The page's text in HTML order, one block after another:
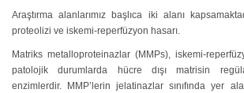
Araştırma alanlarımız başlıca iki alanı
proteolizi ve iskemi-reperfüzyon hasarı.
Matriks metalloproteinazlar (MMPs), iskemi-
patolojik durumlarda hücre dışı matrisin
enzimlerdir. MMP’lerin jelatinazlar sınıfında yer